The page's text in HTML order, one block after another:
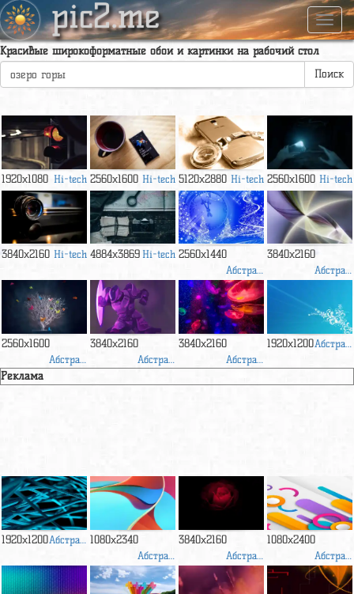
pic2.me
Красивые широкоформатные обои и картинки на рабочий стол
Поиск
1920x1080 Hi-tech 2560x1600 Hi-tech 5120x2880 Hi-tech 2560x1600 Hi-tech
3840x2160 Hi-tech 4884x3869Hi-tech 2560x1440
Абстракция
3840x2160
Абстракция
2560x1600
Абстракция
3840x2160
Абстракция
3840x2160
Абстракция
1920x1200 Абстракция
Реклама
1920x1200 Абстракция 1080x2340
Абстракция
3840x2160
Абстракция
1080x2400
Абстракция